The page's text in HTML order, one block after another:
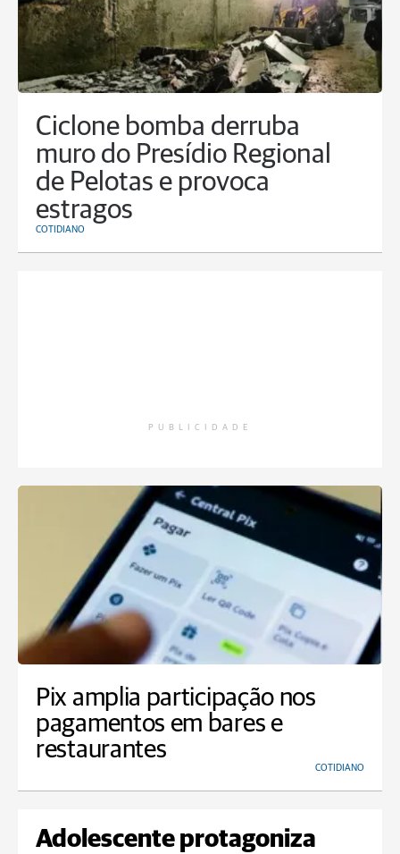
Ciclone bomba derruba
muro do Presídio Regional
de Pelotas e provoca
estragos
COTIDIANO
PUBLICIDADE
Pix amplia participação nos
pagamentos em bares e
restaurantes
COTIDIANO
Adolescente protagoniza